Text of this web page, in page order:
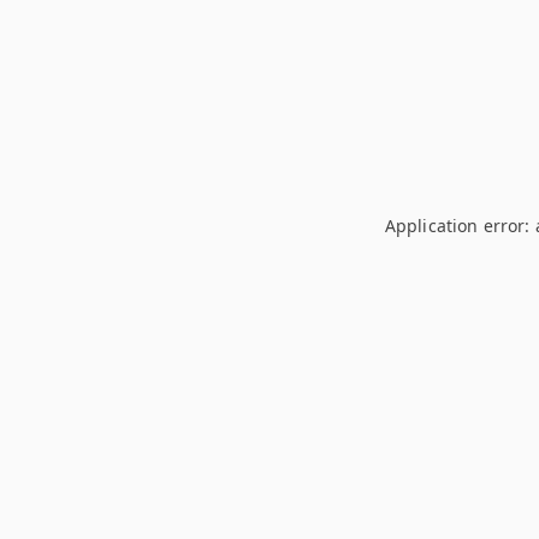
Application error: